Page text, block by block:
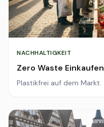
NACHHALTIGKEIT
Zero Waste Einkaufen
Plastikfrei auf dem Markt.